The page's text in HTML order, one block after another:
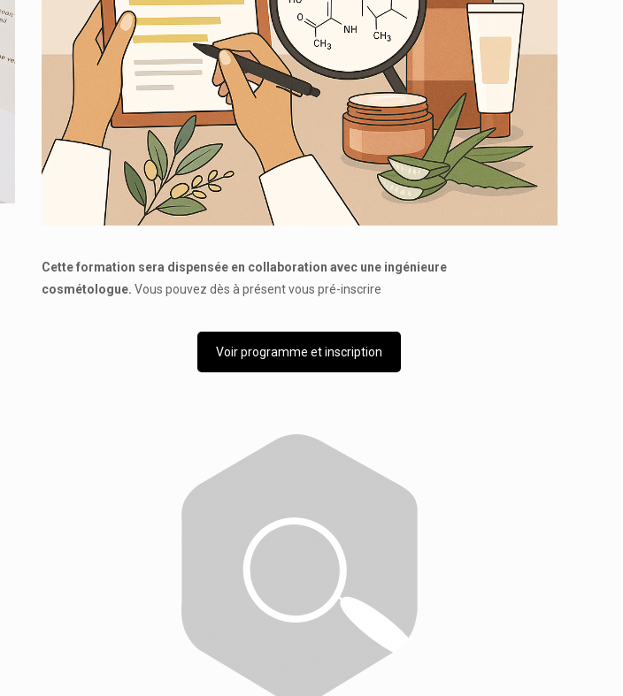
Cette formation sera dispensée en collaboration avec une ingénieure
cosmétologue. Vous pouvez dès à présent vous pré-inscrire
Voir programme et inscription